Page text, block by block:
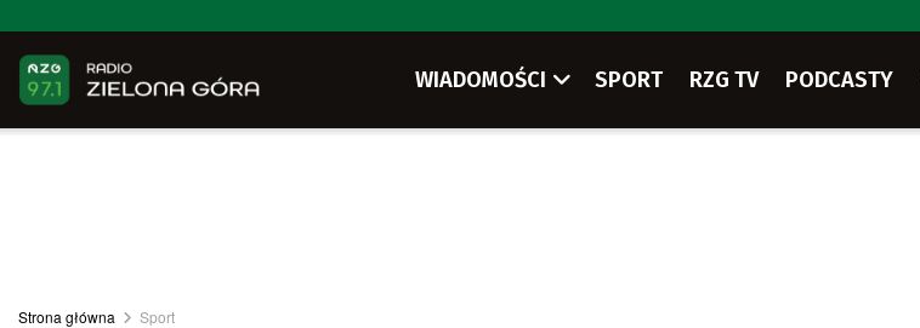
WIADOMOŚCI SPORT RZG TV PODCASTY
Strona główna Sport